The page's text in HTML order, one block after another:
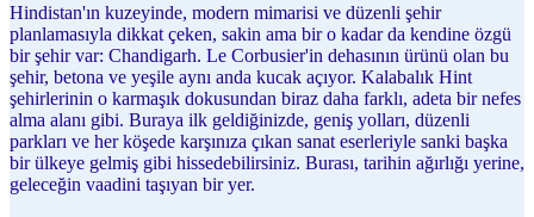
Hindistan'ın kuzeyinde, modern mimarisi ve düzenli şehir
planlamasıyla dikkat çeken, sakin ama bir o kadar da kendine özgü
bir şehir var: Chandigarh. Le Corbusier'in dehasının ürünü olan bu
şehir, betona ve yeşile aynı anda kucak açıyor. Kalabalık Hint
şehirlerinin o karmaşık dokusundan biraz daha farklı, adeta bir nefes
alma alanı gibi. Buraya ilk geldiğinizde, geniş yolları, düzenli
parkları ve her köşede karşınıza çıkan sanat eserleriyle sanki başka
bir ülkeye gelmiş gibi hissedebilirsiniz. Burası, tarihin ağırlığı yerine,
geleceğin vaadini taşıyan bir yer.